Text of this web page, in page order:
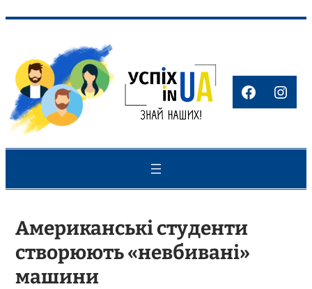
вмісту
Американські студенти
створюють «невбивані»
машини